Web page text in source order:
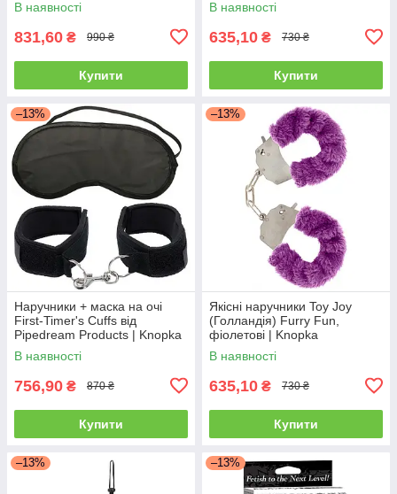
В наявності
831,60 ₴ 990 ₴
Купити
В наявності
635,10 ₴ 730 ₴
Купити
–13%
Наручники + маска на очі
First-Timer's Cuffs від
Pipedream Products | Knopka
В наявності
756,90 ₴ 870 ₴
Купити
–13%
Якісні наручники Toy Joy
(Голландія) Furry Fun,
фіолетові | Knopka
В наявності
635,10 ₴ 730 ₴
Купити
–13% –13%